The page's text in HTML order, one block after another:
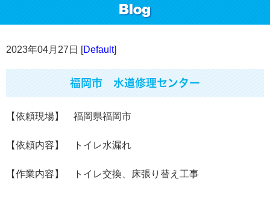
2023年04月27日 [Default]
福岡市 水道修理センター
【依頼現場】 福岡県福岡市
【依頼内容】 トイレ水漏れ
【作業内容】 トイレ交換、床張り替え工事